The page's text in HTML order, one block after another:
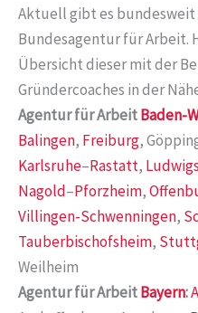
Aktuell gibt es
Bundesagentur für Arbeit.
Übersicht dieser mit der
Gründercoaches in der
Agentur für ArbeitBaden-
Balingen, Freiburg,
Karlsruhe–Rastatt,
Nagold–Pforzheim,
Villingen-Schwenningen,
Tauberbischofsheim,
Weilheim
Agentur für ArbeitBayern: